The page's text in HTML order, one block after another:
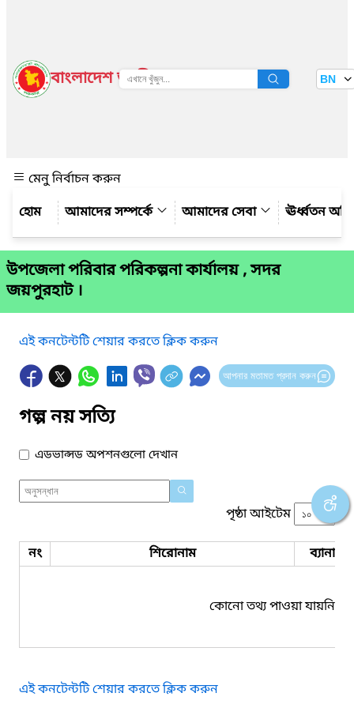
বাংলাদেশ জাতীয় তথ্য বাতায়ন BN
মেনু নির্বাচন করুন
আমাদের সম্পর্কে
আমাদের সেবা ঊর্ধ্বতন
উপজেলা পরিবার পরিকল্পনা কার্যালয় , সদর
জয়পুরহাট ।
এই কনটেন্টটি শেয়ার করতে ক্লিক করুন
আপনার মতামত প্রদান করুন
গল্প নয় সত্যি
এডভান্সড অপশনগুলো দেখান
পৃষ্ঠা আইটেম
নং শিরোনাম ব্যানার
কোনো তথ্য পাওয়া যায়নি।
এই কনটেন্টটি শেয়ার করতে ক্লিক করুন